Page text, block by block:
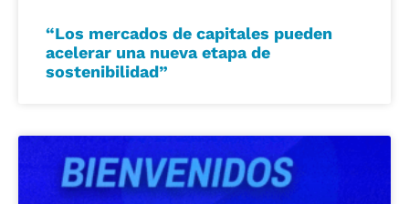
“Los mercados de capitales pueden
acelerar una nueva etapa de
sostenibilidad”